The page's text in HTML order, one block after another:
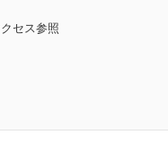
セス参照